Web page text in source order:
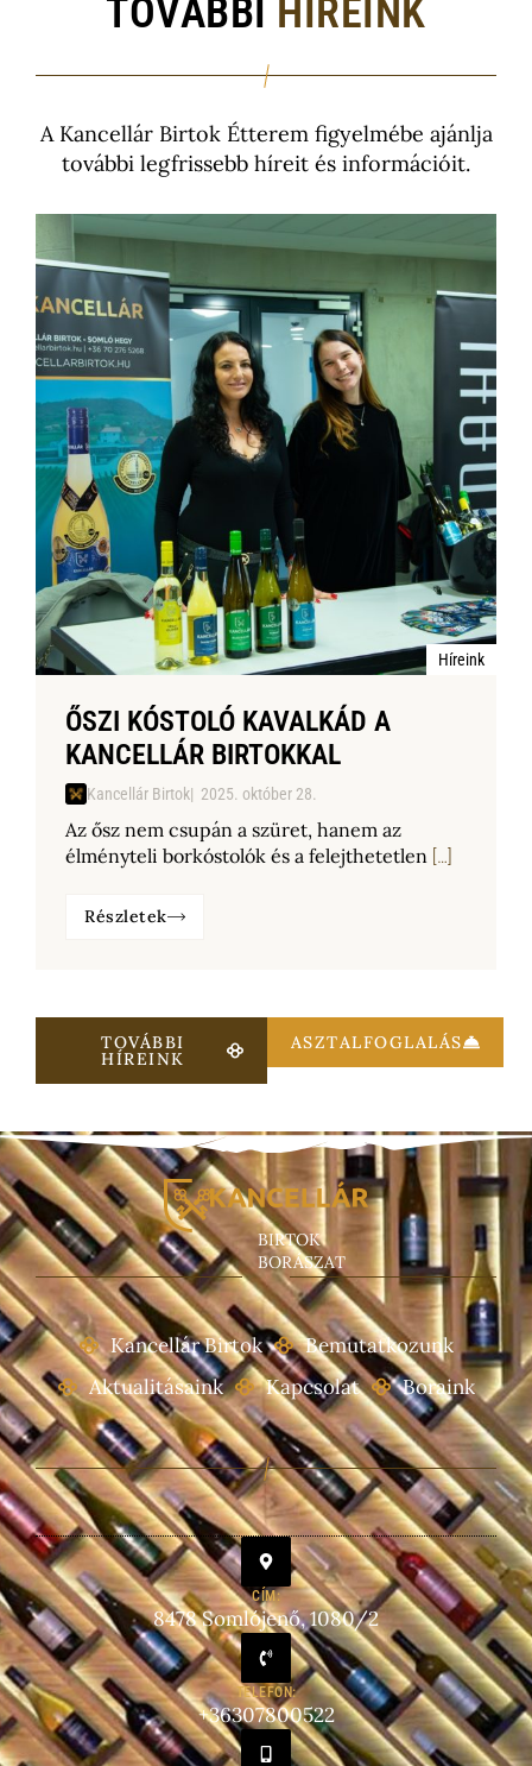
TOVÁBBI HÍREINK
A Kancellár Birtok Étterem figyelmébe ajánlja
további legfrissebb híreit és információit.
Híreink
ŐSZI KÓSTOLÓ KAVALKÁD A
KANCELLÁR BIRTOKKAL
Kancellár Birtok 2025. október 28.
Az ősz nem csupán a szüret, hanem az
élményteli borkóstolók és a felejthetetlen […]
Részletek
TOVÁBBI
HÍREINK
ASZTALFOGLALÁS
BIRTOK
BORÁSZAT
Kancellár Birtok
Bemutatkozunk
Aktualitásaink
Kapcsolat Boraink
CÍM:
8478 Somlójenő, 1080/2
TELEFON:
+36307800522